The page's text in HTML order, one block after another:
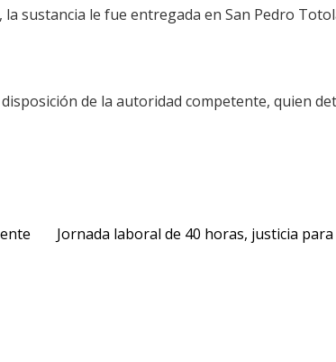
sustancia le fue entregada en San Pedro
de la autoridad competente, quien
Jornada laboral de 40 horas, justicia